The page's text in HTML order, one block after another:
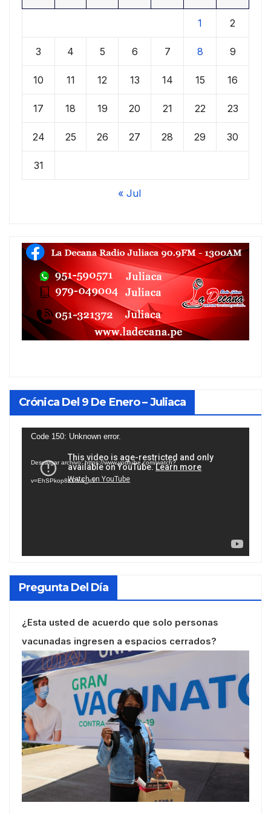
1 2
3 4 5 6 7 8 9
10 11 12 13 14 15 16
17 18 19 20 21 22 23
24 25 26 27 28 29 30
31
« Jul
Crónica Del 9 De Enero – Juliaca
Reproductor
vídeo
Code 150: Unknown error.
Descargar archivo: https://www.youtube.com/watch?
v=EhSPkop8KPY&_=1
Pregunta Del Día
¿Esta usted de acuerdo que solo personas
vacunadas ingresen a espacios cerrados?